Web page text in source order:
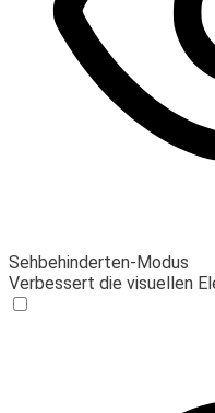
Sehbehinderten-Modus
Verbessert die visuellen